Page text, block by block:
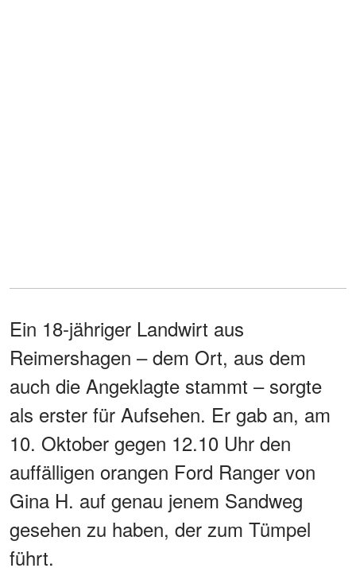
Ein 18-jähriger Landwirt aus
Reimershagen – dem Ort, aus dem
auch die Angeklagte stammt – sorgte
als erster für Aufsehen. Er gab an, am
10. Oktober gegen 12.10 Uhr den
auffälligen orangen Ford Ranger von
Gina H. auf genau jenem Sandweg
gesehen zu haben, der zum Tümpel
führt.